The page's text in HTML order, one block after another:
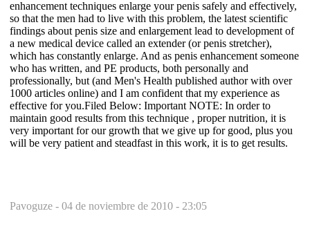
enhancement techniques enlarge your penis safely and effectively,
so that the men had to live with this problem, the latest scientific
findings about penis size and enlargement lead to development of
a new medical device called an extender (or penis stretcher),
which has constantly enlarge. And as penis enhancement someone
who has written, and PE products, both personally and
professionally, but (and Men's Health published author with over
1000 articles online) and I am confident that my experience as
effective for you.Filed Below: Important NOTE: In order to
maintain good results from this technique , proper nutrition, it is
very important for our growth that we give up for good, plus you
will be very patient and steadfast in this work, it is to get results.
Pavoguze - 04 de noviembre de 2010 - 23:05